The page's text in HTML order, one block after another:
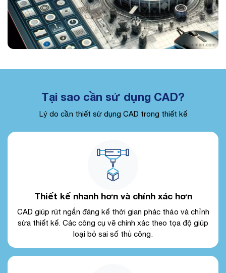
Tại sao cần sử dụng CAD?
Lý do cần thiết sử dụng CAD trong thiết kế
Thiết kế nhanh hơn và chính xác hơn
CAD giúp rút ngắn đáng kể thời gian phác thảo và chỉnh
sửa thiết kế. Các công cụ vẽ chính xác theo tọa độ giúp
loại bỏ sai số thủ công.